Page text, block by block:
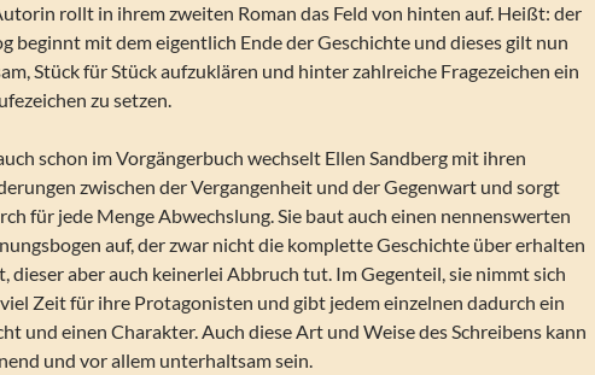
rollt in ihrem zweiten Roman das Feld von hinten auf. Heißt: der
beginnt mit dem eigentlich Ende der Geschichte und dieses gilt nun
Stück für Stück aufzuklären und hinter zahlreiche Fragezeichen ein
zu setzen.
schon im Vorgängerbuch wechselt Ellen Sandberg mit ihren
zwischen der Vergangenheit und der Gegenwart und sorgt
für jede Menge Abwechslung. Sie baut auch einen nennenswerten
auf, der zwar nicht die komplette Geschichte über erhalten
dieser aber auch keinerlei Abbruch tut. Im Gegenteil, sie nimmt sich
Zeit für ihre Protagonisten und gibt jedem einzelnen dadurch ein
und einen Charakter. Auch diese Art und Weise des Schreibens kann
und vor allem unterhaltsam sein.